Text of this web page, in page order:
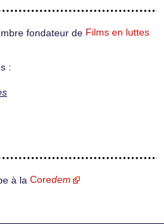
fondateur de Films en luttes
:
à la Coredem